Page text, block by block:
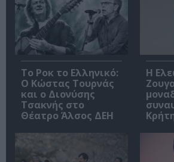
Το Ροκ το Ελληνικό:
Ο Κώστας Τουρνάς
και ο Διονύσης
Τσακνής στο
Θέατρο Άλσος ΔΕΗ
Η